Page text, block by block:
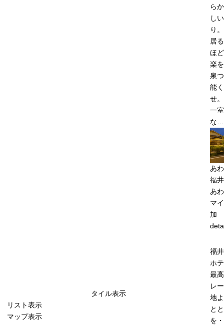
タイル表示
リスト表示
マップ表示
ら
し
り
居
ほ
楽
泉
能
せ
一
な…
あ
福
あ
マ
加
福
ホ
最
レ
地
と
を